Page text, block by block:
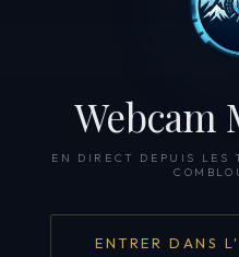
Webcam
EN DIRECT DEPUIS LES
ENTRER DANS